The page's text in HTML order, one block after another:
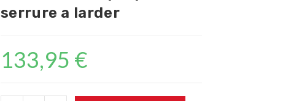
serrure a larder
133,95 €